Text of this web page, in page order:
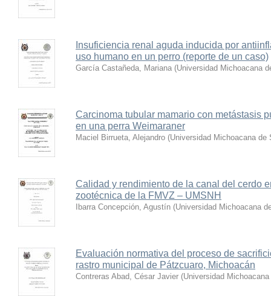
Insuficiencia renal aguda inducida por
uso humano en un perro (reporte de un caso)
García Castañeda, Mariana (Universidad Michoacana
Carcinoma tubular mamario con metástasis
en una perra Weimaraner
Maciel Birrueta, Alejandro (Universidad Michoacana de
Calidad y rendimiento de la canal del cerdo
zootécnica de la FMVZ – UMSNH
Ibarra Concepción, Agustín (Universidad Michoacana
Evaluación normativa del proceso de
rastro municipal de Pátzcuaro, Michoacán
Contreras Abad, César Javier (Universidad